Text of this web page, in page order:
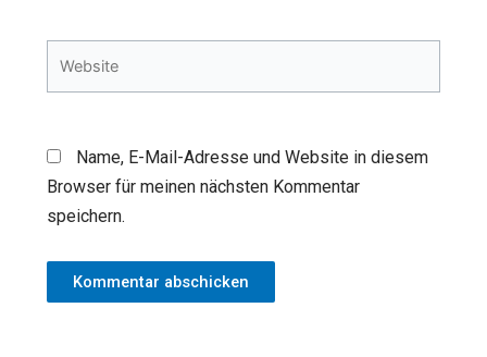
Name, E-Mail-Adresse und Website in diesem
Browser für meinen nächsten Kommentar
speichern.